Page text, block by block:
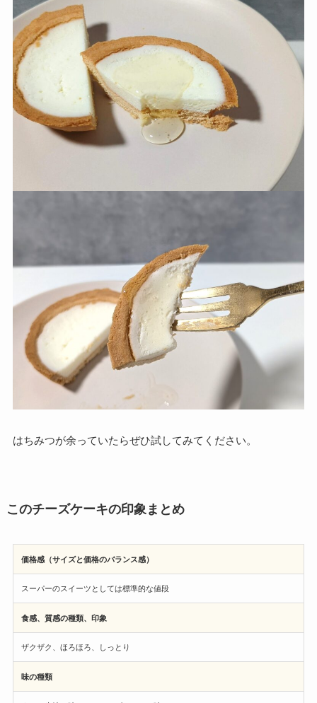
はちみつが余っていたらぜひ試してみてください。
このチーズケーキの印象まとめ
価格感（サイズと価格のバランス感）
スーパーのスイーツとしては標準的な値段
食感、質感の種類、印象
ザクザク、ほろほろ、しっとり
味の種類